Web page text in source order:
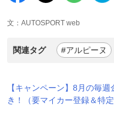
文：AUTOSPORT web
関連タグ #アルピーヌ
【キャンペーン】8月の毎
き！（要マイカー登録＆特定